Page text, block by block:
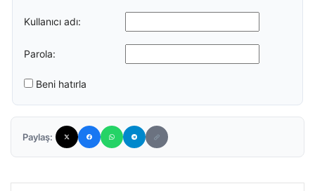
Kullanıcı adı:
Parola:
Beni hatırla
Paylaş: